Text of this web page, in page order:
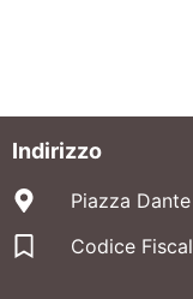
Indirizzo
Piazza
Codice